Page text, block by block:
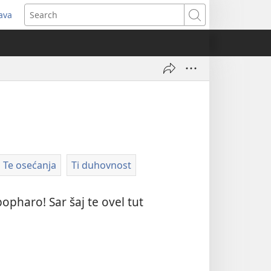
Search
Te osećanja Ti duhovnost
Sar šaj te ovel tut